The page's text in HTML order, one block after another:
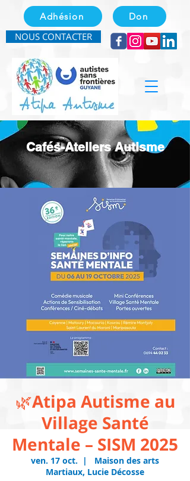
Adhésion Don
NOUS CONTACTER
Cafés-Ateliers Autisme
🌿Atipa Autisme au
Village Santé
Mentale – SISM 2025
ven. 17 oct.
  |
Maison des arts
Martiaux, Lucie Décosse